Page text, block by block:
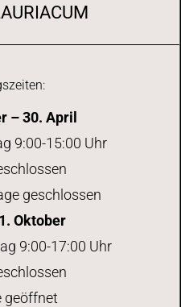
– 30. April
9:00-15:00 Uhr
geschlossen
Oktober
9:00-17:00 Uhr
geöffnet